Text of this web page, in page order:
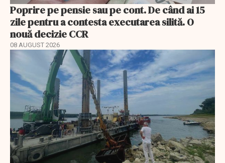
Poprire pe pensie sau pe cont. De când ai 15
zile pentru a contesta executarea silită. O
nouă decizie CCR
08 AUGUST 2026